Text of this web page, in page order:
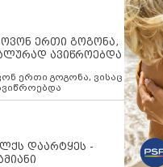
მეტიც, რუსეთი
აგრძელებს მათი
და აქტიურად
ფაქტობრივი
ერთი გოგონა,
ავიწროებდა
ერთი გოგონა, ვისაც
დაარტყეს -